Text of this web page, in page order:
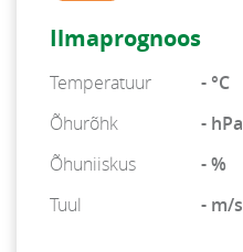
Ilmaprognoos
Temperatuur
- °C
Õhurõhk
- hPa
Õhuniiskus
- %
Tuul
- m/s